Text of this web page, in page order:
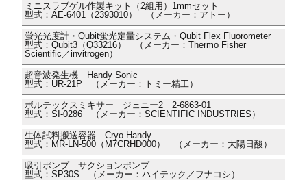
ミニスラブゲル作製キット（2組用）1mmセット
型式：AE-6401（2393010） （メーカー：アトー）
蛍光光度計・Qubit蛍光定量システム・Qubit Flex Fluorometer
型式：Qubit3（Q33216） （メーカー：Thermo Fisher
Scientific／invitrogen）
超音波発生機 Handy Sonic
型式：UR-21P （メーカー：トミー精工）
ボルテックスミキサー ジェニー2 2-6863-01
型式：SI-0286 （メーカー：SCIENTIFIC INDUSTRIES）
生体試料搬送容器 Cryo Handy
型式：MR-LN-500（M7CRHD000） （メーカー：大陽日酸）
吸引ポンプ サクションポンプ
型式：SP30S （メーカー：ハイテック／フナコシ）